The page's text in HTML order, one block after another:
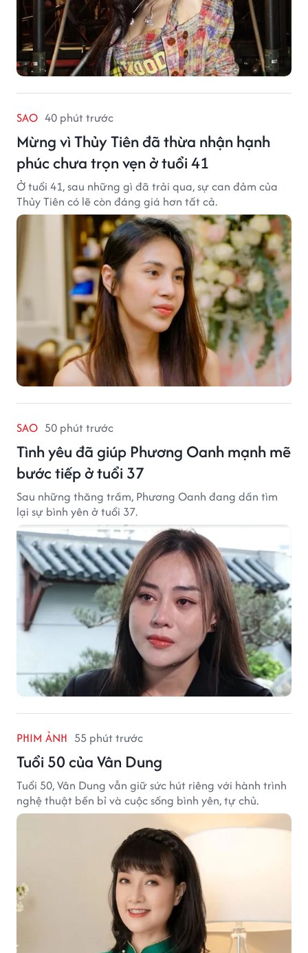
SAO 40 phút trước
Mừng vì Thủy Tiên đã thừa nhận hạnh
phúc chưa trọn vẹn ở tuổi 41
Ở tuổi 41, sau những gì đã trải qua, sự can đảm của
Thủy Tiên có lẽ còn đáng giá hơn tất cả.
SAO 50 phút trước
Tình yêu đã giúp Phương Oanh mạnh mẽ
bước tiếp ở tuổi 37
Sau những thăng trầm, Phương Oanh đang dần tìm
lại sự bình yên ở tuổi 37.
PHIM ẢNH 55 phút trước
Tuổi 50 của Vân Dung
Tuổi 50, Vân Dung vẫn giữ sức hút riêng với hành trình
nghệ thuật bền bỉ và cuộc sống bình yên, tự chủ.